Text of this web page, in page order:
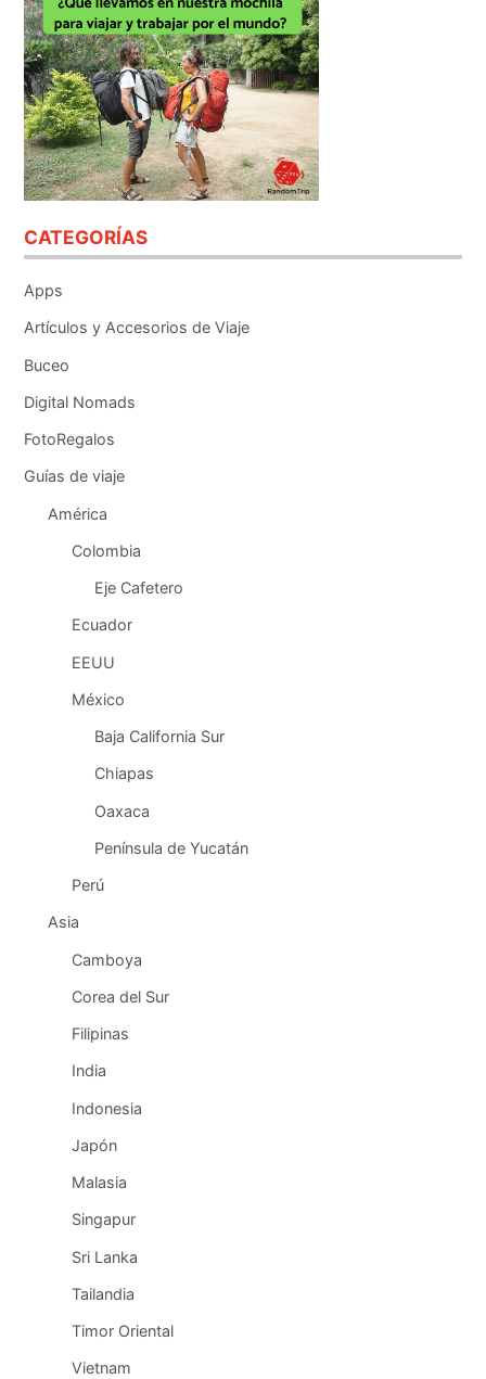
CATEGORÍAS
Apps
Artículos y Accesorios de Viaje
Buceo
Digital Nomads
FotoRegalos
Guías de viaje
América
Colombia
Eje Cafetero
Ecuador
EEUU
México
Baja California Sur
Chiapas
Oaxaca
Península de Yucatán
Perú
Asia
Camboya
Corea del Sur
Filipinas
India
Indonesia
Japón
Malasia
Singapur
Sri Lanka
Tailandia
Timor Oriental
Vietnam